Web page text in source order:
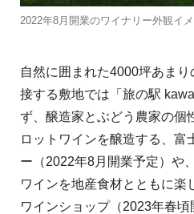
2022年8月開業のワイナリー外観イ
自然に囲まれた4000坪あま
接する敷地では「旅の駅
ず、醸造家とぶどう農家の個
ロットワインを醸造する、富
ー（2022年8月開業予定）や
ワインを地産食材とともに楽
ワインショップ（2023年春